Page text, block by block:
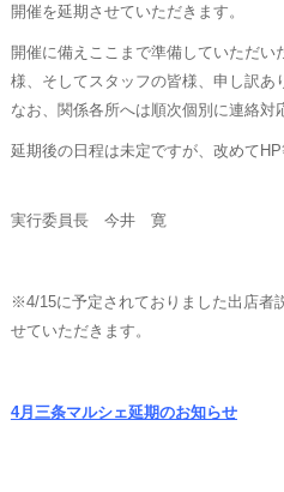
開催を延期させていただきます。
開催に備えここまで準備していただ
様、そしてスタッフの皆様、申し訳あ
なお、関係各所へは順次個別に連絡対
延期後の日程は未定ですが、改めて
実行委員長 今井 寛
※4/15に予定されておりました出店者
せていただきます。
4月三条マルシェ延期のお知らせ